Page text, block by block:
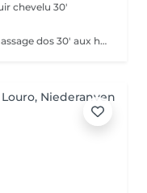
chevelu 30'
Duo beauté des pieds / manucure et massage dos 30' aux huiles chaudes